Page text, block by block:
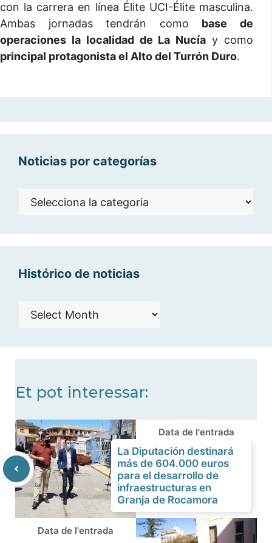
con la carrera en línea Élite UCI-Élite masculina.
Ambas jornadas tendrán como base de
operaciones la localidad de La Nucía y como
principal protagonista el Alto del Turrón Duro.
Noticias por categorías
Noticias
Histórico de noticias
Histórico
Et pot interessar:
Data de l'entrada
La Diputación destinará
más de 604.000 euros
para el desarrollo de
infraestructuras en
Granja de Rocamora
Data de l'entrada